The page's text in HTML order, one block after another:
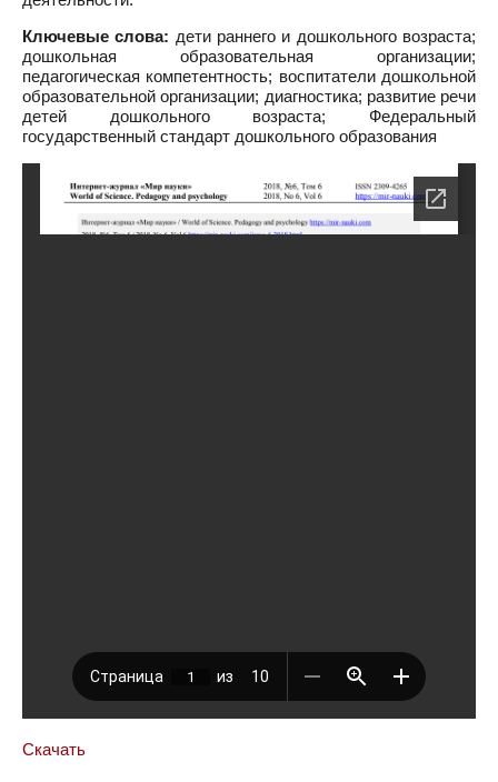
Ключевые слова: дети раннего и дошкольного возраста;
дошкольная образовательная организации;
педагогическая компетентность; воспитатели дошкольной
образовательной организации; диагностика; развитие речи
детей дошкольного возраста; Федеральный
государственный стандарт дошкольного образования
Скачать